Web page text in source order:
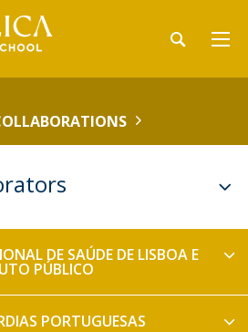
DE SAÚDE DE LISBOA E
PÚBLICO
PORTUGUESAS